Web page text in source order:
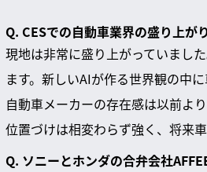
Q. CESでの自動車業界の盛り上が
現地は非常に盛り上がっていまし
ます。新しいAIが作る世界観の中
自動車メーカーの存在感は以前よ
位置づけは相変わらず強く、将来
Q. ソニーとホンダの合弁会社